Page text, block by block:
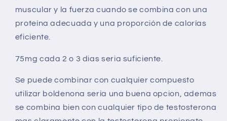
muscular y la fuerza cuando se combina con una
proteína adecuada y una proporción de calorías
eficiente.
75mg cada 2 o 3 dias seria suficiente.
Se puede combinar con cualquier compuesto
utilizar boldenona seria una buena opcion, ademas
se combina bien con cualquier tipo de testosterona